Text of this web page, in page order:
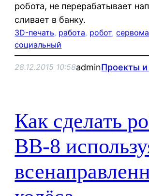
робота, не перерабатывает
сливает в банку.
3D-печать, работа, робот,
социальный
28.12.2015 10:58adminПроекты
Как сделать
BB-8